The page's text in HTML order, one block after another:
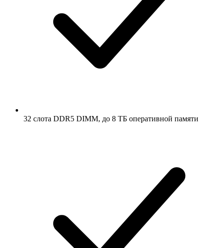
32 слота DDR5 DIMM, до 8 ТБ оперативной памяти